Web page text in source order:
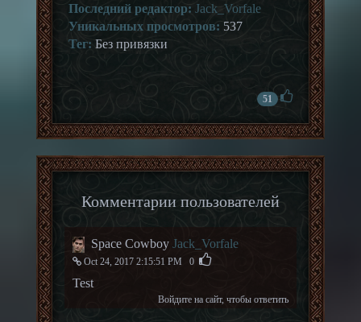
Последний редактор: Jack_Vorfale
Уникальных просмотров: 537
Тег: Без привязки
51
Комментарии пользователей
Space Cowboy Jack_Vorfale
Oct 24, 2017 2:15:51 PM 0
Test
Войдите на сайт, чтобы ответить